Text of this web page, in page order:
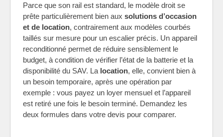
Parce que son rail est standard, le modèle droit se
prête particulièrement bien aux solutions d’occasion
et de location, contrairement aux modèles courbés
taillés sur mesure pour un escalier précis. Un appareil
reconditionné permet de réduire sensiblement le
budget, à condition de vérifier l’état de la batterie et la
disponibilité du SAV. La location, elle, convient bien à
un besoin temporaire, après une opération par
exemple : vous payez un loyer mensuel et l’appareil
est retiré une fois le besoin terminé. Demandez les
deux formules dans votre devis pour comparer.